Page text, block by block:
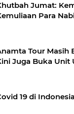
Jumat:
Para
Tour Masih
Juga Buka Unit
19 di